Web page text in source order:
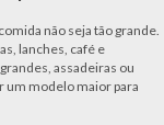
não seja tão grande.
lanches, café e
assadeiras ou
um modelo maior para